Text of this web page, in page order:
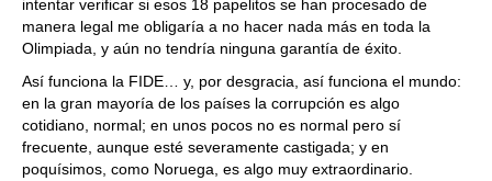
intentar verificar si esos 18 papelitos se han procesado de
manera legal me obligaría a no hacer nada más en toda la
Olimpiada, y aún no tendría ninguna garantía de éxito.
Así funciona la FIDE… y, por desgracia, así funciona el mundo:
en la gran mayoría de los países la corrupción es algo
cotidiano, normal; en unos pocos no es normal pero sí
frecuente, aunque esté severamente castigada; y en
poquísimos, como Noruega, es algo muy extraordinario.